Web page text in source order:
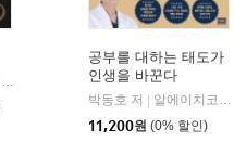
공부를 대하는 태도가
인생을 바꾼다
박동호 저 | 알에이치코리아(RHK)
11,200원 (0% 할인)